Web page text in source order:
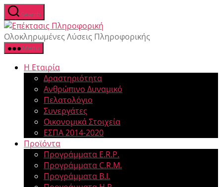
Search
Ολοκληρωμένες Λύσεις Πληροφορικής
Menu
Η Εταιρία
Δραστηριότητα
Ανθρώπινο Δυναμικό
Πελατολόγιο
Συνεργάτες
Οικονομικά Στοιχεία
ΕΣΠΑ 2014-2020
Προϊόντα
Προγράμματα E.R.P.
Προγράμματα C.R.M.
Προγράμματα B.I.